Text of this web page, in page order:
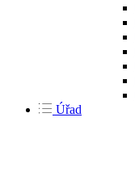
Úřad